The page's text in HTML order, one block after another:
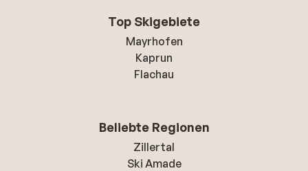
Top Skigebiete
Mayrhofen
Kaprun
Flachau
Beliebte Regionen
Zillertal
Ski Amade